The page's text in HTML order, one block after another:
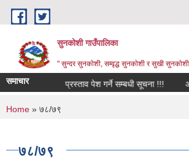
Skip to main content
सुनकोशी गाउँपालिका
" सुन्दर सुनकाेशी, सम्वृद्ध सुनकाेशी र सुखी
समाचार
सूचना प्रस्ताव पेश गर्ने सम्बधी सूचना !!!
You are here
Home » ७८/७९
७८/७९